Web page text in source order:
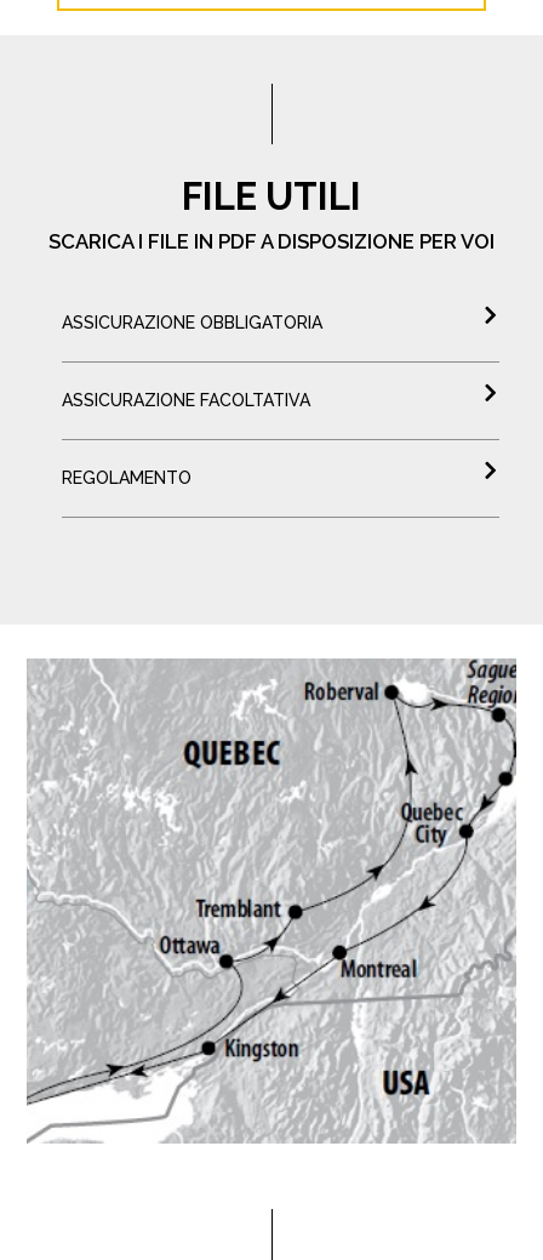
FILE UTILI
SCARICA I FILE IN PDF A DISPOSIZIONE PER VOI
ASSICURAZIONE OBBLIGATORIA
ASSICURAZIONE FACOLTATIVA
REGOLAMENTO